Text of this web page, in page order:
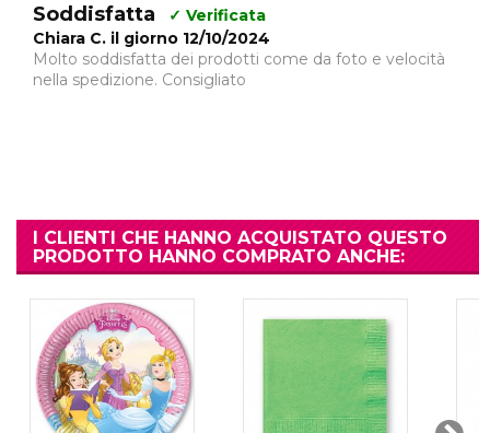
Soddisfatta
✓ Verificata
Chiara C. il giorno 12/10/2024
Molto soddisfatta dei prodotti come da foto e velocità
nella spedizione. Consigliato
I CLIENTI CHE HANNO ACQUISTATO QUESTO
PRODOTTO HANNO COMPRATO ANCHE: